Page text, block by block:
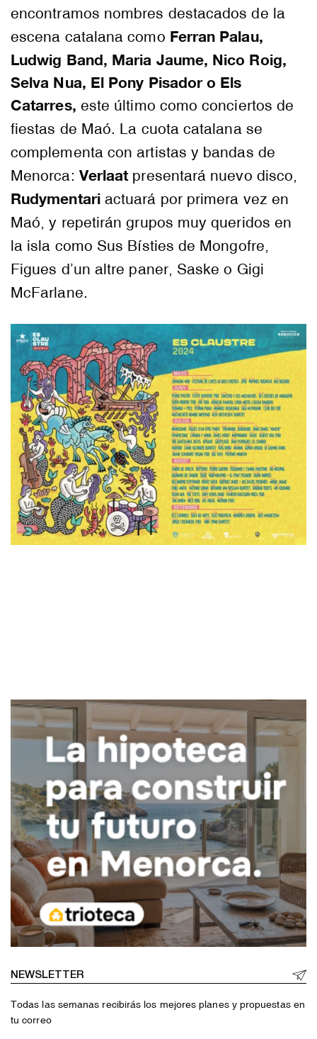
encontramos nombres destacados de la
escena catalana como Ferran Palau,
Ludwig Band, Maria Jaume, Nico Roig,
Selva Nua, El Pony Pisador o Els
Catarres, este último como conciertos de
fiestas de Maó. La cuota catalana se
complementa con artistas y bandas de
Menorca: Verlaatpresentará nuevo disco,
Rudymentariactuará por primera vez en
Maó, y repetirán grupos muy queridos en
la isla como Sus Bísties de Mongofre,
Figues d’un altre paner, Saske o Gigi
McFarlane.
NEWSLETTER
Todas las semanas recibirás los mejores planes y propuestas en
tu correo